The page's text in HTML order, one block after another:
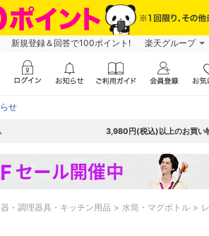
新規登録＆回答で100ポイント! 楽天グループ
せ
3,980円(税込)以上のお買い
・調理器具・キッチン用品 水筒・マグボトル